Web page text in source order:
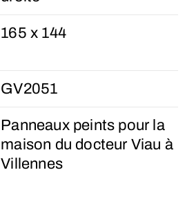
165 x 144
GV2051
Panneaux peints pour la
maison du docteur Viau à
Villennes